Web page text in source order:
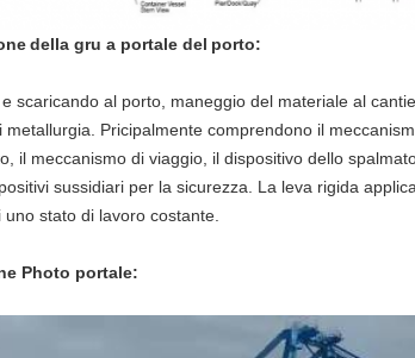
della gru a portale del porto:
scaricando al porto, maneggio del materiale al
metallurgia. Pricipalmente comprendono il
il meccanismo di viaggio, il dispositivo dello
sussidiari per la sicurezza. La leva rigida
uno stato di lavoro costante.
Photo portale: